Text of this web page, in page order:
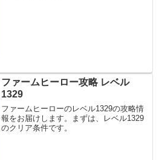
ファームヒーロー攻略 レベル
1329
ファームヒーローのレベル1329の攻略情
報をお届けします。まずは、レベル1329
のクリア条件です。